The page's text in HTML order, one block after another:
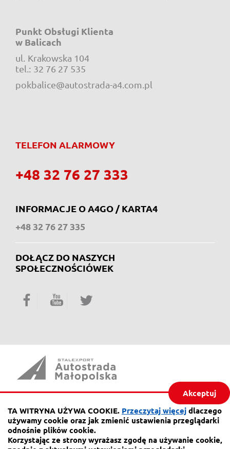
TA WITRYNA UŻYWA COOKIE. Przeczytaj więcej dlaczego
używamy cookie oraz jak zmienić ustawienia przeglądarki
odnośnie plików cookie.
Korzystając ze strony wyrażasz zgodę na używanie cookie,
Akceptuj
Punkt Obsługi Klienta
w Balicach
ul. Krakowska 104
tel.: 32 76 27 535
pokbalice@autostrada-a4.com.pl
TELEFON ALARMOWY
+48 32 76 27 333
INFORMACJE O A4GO / KARTA4
+48 32 76 27 335
DOŁĄCZ DO NASZYCH
SPOŁECZNOŚCIÓWEK
Facebook YouTube
41-404 Mysłowice
tel.: 32 76 27 555
fax 32 76 27 556